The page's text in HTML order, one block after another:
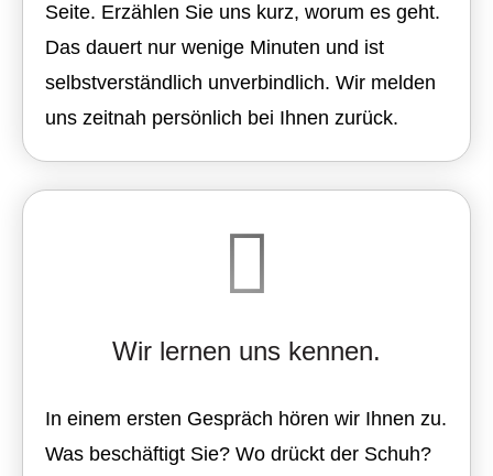
Seite. Erzählen Sie uns kurz, worum es geht.
Das dauert nur wenige Minuten und ist
selbstverständlich unverbindlich. Wir melden
uns zeitnah persönlich bei Ihnen zurück.
Wir lernen uns kennen.
In einem ersten Gespräch hören wir Ihnen zu.
Was beschäftigt Sie? Wo drückt der Schuh?